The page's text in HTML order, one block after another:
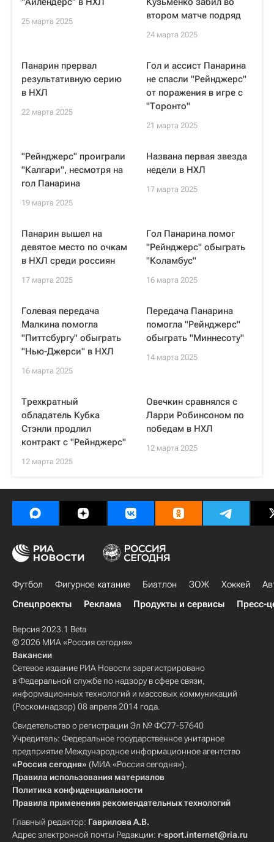
25 марта 2025
втором матче подряд
24 марта 2025
Панарин прервал
результативную серию
в НХЛ
22 марта 2025
Гол и ассист Панарина
не спасли "Рейнджерс"
от поражения в игре с
"Торонто"
21 марта 2025
"Рейнджерс" проиграли
"Калгари", несмотря на
гол Панарина
19 марта 2025
Названа первая звезда
недели в НХЛ
17 марта 2025
Панарин вышел на
девятое место по очкам
в НХЛ среди россиян
17 марта 2025
Гол Панарина помог
"Рейнджерс" обыграть
"Коламбус"
16 марта 2025
Голевая передача
Малкина помогла
"Питтсбургу" обыграть
"Нью-Джерси" в НХЛ
16 марта 2025
Передача Панарина
помогла "Рейнджерс"
обыграть "Миннесоту"
14 марта 2025
Трехкратный
обладатель Кубка
Стэнли продлил
контракт с "Рейнджерс"
12 марта 2025
Овечкин сравнялся с
Ларри Робинсоном по
победам в НХЛ
12 марта 2025
Футбол Фигурное катание Биатлон ЗОЖ Хоккей
Спецпроекты
Реклама Продукты и сервисы Пресс-
Версия 2023.1 Beta
© 2026 МИА «Россия сегодня»
Вакансии
Сетевое издание РИА Новости зарегистрировано
в Федеральной службе по надзору в сфере связи,
информационных технологий и массовых коммуникаций
(Роскомнадзор) 08 апреля 2014 года.
Свидетельство о регистрации Эл № ФС77-57640
Учредитель: Федеральное государственное унитарное
предприятие Международное информационное агентство
«Россия сегодня» (МИА «Россия сегодня»).
Правила использования материалов
Политика конфиденциальности
Правила применения рекомендательных технологий
Главный редактор: Гаврилова А.В.
Адрес электронной почты Редакции: r-sport.internet@ria.ru